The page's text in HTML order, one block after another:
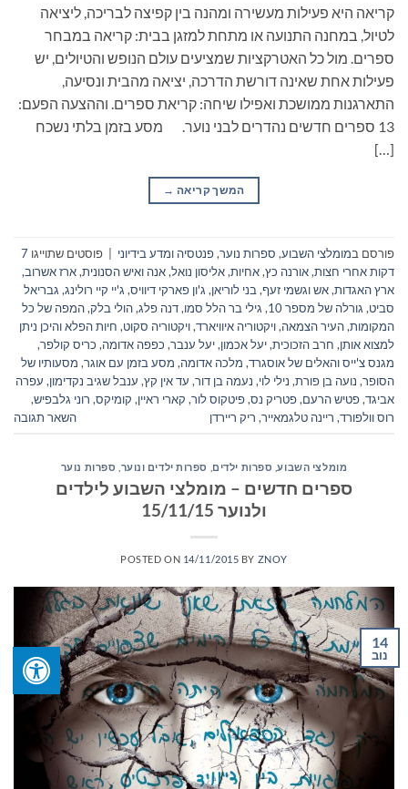
קריאה היא פעילות מעשירה ומהנה בין קפיצה לבריכה, ליציאה
לטיול, במחנה התנועה או מתחת למזגן בבית: קריאה במבחר
ספרים. מול כל האטרקציות שמציעים עולם הנופש והטיולים, יש
פעילות אחת שאינה דורשת הדרכה, יציאה מהבית ונסיעה,
התארגנות ממושכת ואפילו שיחה: קריאת ספרים. וההצעה הפעם:
13 ספרים חדשים נהדרים לבני נוער. מסע בזמן בלתי נשכח
[…]
המשך קריאה →
פורסם במומלצי השבוע, ספרות נוער,פנטסיה ומדע בידיוני פוסטים שתוייגו 7
דקות אחרי חצות,אורנה כץ,אחיות,אליסון נואל,אנה ואיש הסנונית,ארז אשרוב,
ארץ האגדות,אש וגשמי זעף, בני לוריאן, ג'ון פארקי דיוויס, ג'יי קיי רולינג, גבריאל
סביט, גורלה של מספר 10 , גילי בר הלל סמו,דנה פלג,הולי בלק,המפה של כל
המקומות,העיר הצמאה,ויקטוריה איוויארד,ויקטוריה סקוט, חיות הפלא והיכן ניתן
למצוא אותן, חרב הזכוכית,יעל אכמון,יעל ענבר, כפפה אדומה, כריס קולפר,
מגנס צ'ייס והאלים של אוסגרד, מלכה אדומה, מסע בזמן עם אוגר, מסעותיו של
הסופר, נועה בן פורת, נילי לוי, נעמה בן דור, עד אין קץ, ענבל שגיב נקדימון, עפרה
אביגד,פטיש הרעם,פטריק נס,פיטקוס לור, קארי ראיין, קומיקס, רוני גלבפיש,
רוס וולפורד, ריינה טלגמאייר, ריק ריירדן השאר תגובה
מומלצי השבוע, ספרות ילדים ספרות ילדים ונוער ספרות נוער
ספרים חדשים – מומלצי השבוע לילדים
ולנוער 15/11/15
POSTED ON 14/11/2015 BY ZNOY
14
נוב